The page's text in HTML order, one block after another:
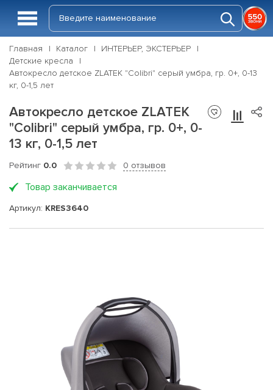
Главная Каталог
ИНТЕРЬЕР, ЭКСТЕРЬЕР
Детские кресла
Автокресло детское ZLATEK "Colibri" серый умбра, гр. 0+, 0-13
кг, 0-1,5 лет
Автокресло детское ZLATEK
"Colibri" серый умбра, гр. 0+, 0-
13 кг, 0-1,5 лет
Рейтинг 0.0 0 отзывов
Товар заканчивается
Артикул: KRES3640